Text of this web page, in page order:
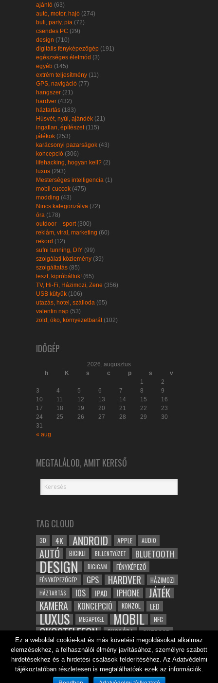
ajánló (63)
autó, motor, hajó (274)
buli, party, pia (72)
csendes PC (29)
design (710)
digitális fényképezőgép (191)
egészséges életmód (3)
egyéb (145)
extrém teljesítmény (11)
GPS, navigáció (77)
hangszer (21)
hardver (432)
háztartás (183)
Húsvét, nyúl, ajándék (21)
ingatlan, építészet (115)
játékok (253)
karácsonyi pazarságok (43)
koncepció (306)
lifehacking, hogyan kell? (2)
luxus (293)
Mesterséges intelligencia (1)
mobil cuccok (475)
modding (43)
Nincs kategorizálva (72)
óra (178)
outdoor – sport (300)
reklám, viral, marketing (60)
rekord (12)
sufni tunning, DIY (99)
szolgálati közlemény (39)
szolgáltatás (85)
teszt, kipróbáltuk! (65)
TV, Hi-Fi, Házimozi, Zene (356)
USB kütyük (106)
utazás, hotel, szálloda (65)
valentin nap (53)
zöld, öko, környezetbarát (102)
IDŐGÉP
2026. augusztus
h
K s c p s
v
1
2
3
4 5 6 7 8
9
10
11 12 13 14 15
16
17
18 19 20 21 22
23
24
25 26 27 28 29
30
31
« aug
MEGTALÁLOD, AMIT KERESŐ
TAG CLOUD
3D 4K ANDROID APPLE AUDIO
AUTÓ BICIKLI BILLENTYŰZET BLUETOOTH
DESIGN DIGICAM FÉNYKÉPEZŐ
FÉNYKÉPEZŐGÉP GPS HARDVER HÁZIMOZI
HÁZTARTÁS IOS IPAD IPHONE JÁTÉK
KAMERA KONCEPCIÓ KONZOL LED
LUXUS MEGAPIXEL MOBIL NFC
OKOSTELEFON OKOSÓRA OUTDOOR
ROBOT SAMSUNG SPORT TABLET
TESZT VIDEÓ VÍZÁLLÓ WIFI ZENE ZÖLD
ÉPÍTÉSZET ÉRINTŐKÉPERNYŐ ÓRA
Ez a weboldal cookie-kat és más követési megoldásokat alkalmaz
elemzésekhez, a felhasználói élmény javításához, személyre szabott
hirdetésekhez és a hirdetési csalások felderítéséhez. Az Adatvédelmi
tájékoztatóban részletesen is megtalálhatóak ezek az információk.